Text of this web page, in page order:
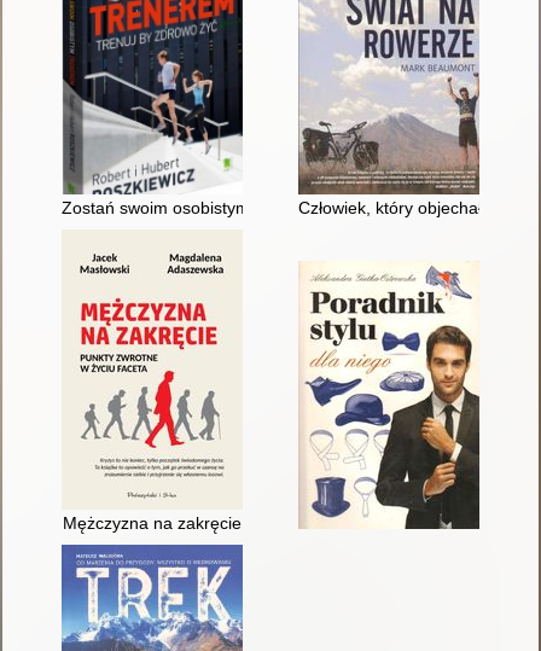
Zostań swoim osobistym trenerem : trenuj, by zdrowo żyć
Człowiek, który objechał świat
Mężczyzna na zakręcie